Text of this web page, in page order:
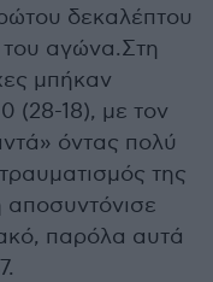
δεκαλέπτου
του αγώνα.Στη
μπήκαν
(28-18), με τον
όντας πολύ
της
αποσυντόνισε
παρόλα αυτά